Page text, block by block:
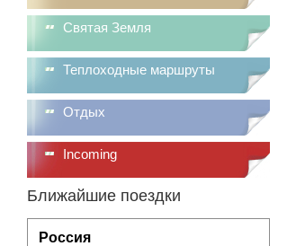
Святая Земля
Теплоходные маршруты
Отдых
Incoming
Ближайшие поездки
Россия